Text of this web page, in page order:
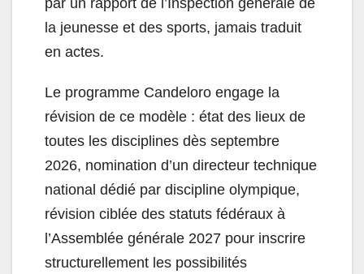
par un rapport de l’Inspection générale de
la jeunesse et des sports, jamais traduit
en actes.
Le programme Candeloro engage la
révision de ce modèle : état des lieux de
toutes les disciplines dès septembre
2026, nomination d’un directeur technique
national dédié par discipline olympique,
révision ciblée des statuts fédéraux à
l’Assemblée générale 2027 pour inscrire
structurellement les possibilités